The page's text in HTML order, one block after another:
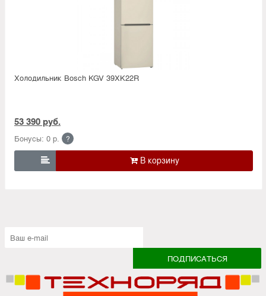
Холодильник Bosсh KGV 39XK22R
53 390 руб.
Бонусы: 0 р. ?
